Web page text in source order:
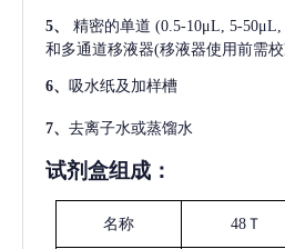
5、 精密的单道 (0.5-10μL, 5-50μL,
和多通道移液器(移液器使用前需校
6、 吸水纸及加样槽
7、 去离子水或蒸馏水
试剂盒组成：
名称 48Ｔ